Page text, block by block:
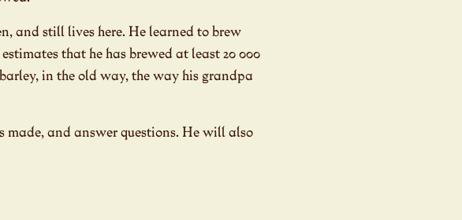
and still lives here. He learned to brew
that he has brewed at least 20 000
in the old way, the way his grandpa
and answer questions. He will also